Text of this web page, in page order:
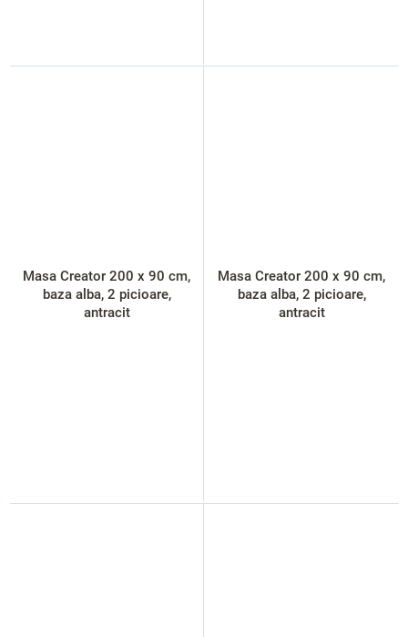
Masa Creator 200 x 90 cm,
baza alba, 2 picioare,
antracit
Masa Creator 200 x 90 cm,
baza alba, 2 picioare,
antracit